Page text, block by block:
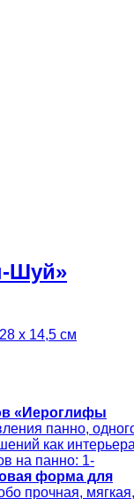
Шуй»
х 14,5 см
«Иероглифы
панно,
как
на панно: 1-
форма для
прочная, мягкая,